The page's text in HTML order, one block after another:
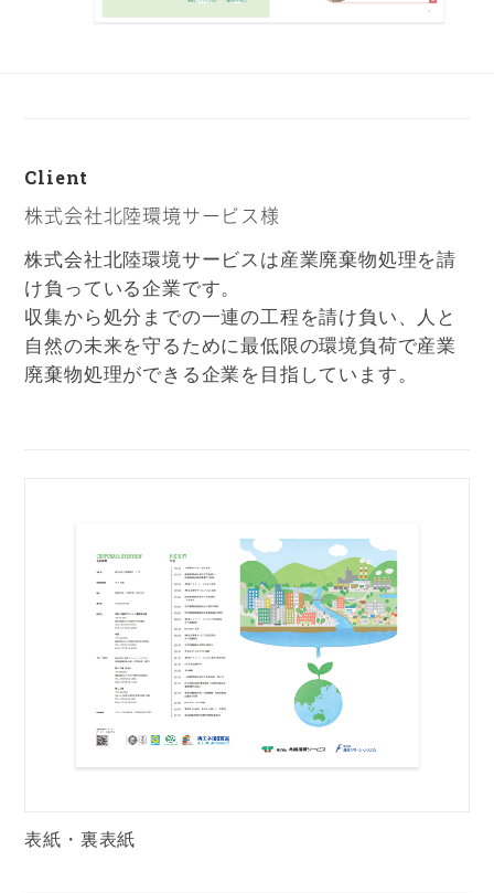
Client
株式会社北陸環境サービス様
株式会社北陸環境サービスは産業廃棄物処理を請
け負っている企業です。
収集から処分までの一連の工程を請け負い、人と
自然の未来を守るために最低限の環境負荷で産業
廃棄物処理ができる企業を目指しています。
表紙・裏表紙